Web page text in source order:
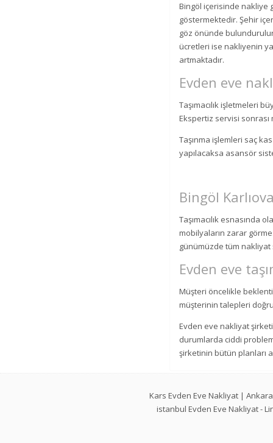
Bingöl içerisinde nakliye
göstermektedir. Şehir
göz önünde
ücretleri ise nakliyenin
artmaktadır.
Evden eve
Taşımacılık işletmeleri
Ekspertiz servisi
Taşınma işlemleri saç
yapılacaksa asansör
Bingöl
Taşımacılık esnasında
mobilyaların zarar
günümüzde tüm
Evden eve
Müşteri öncelikle
müşterinin talepleri
Evden eve nakliyat
durumlarda ciddi
şirketinin bütün planları
Kars Evden Eve Nakliyat|
istanbul Evden Eve Nakliyat-